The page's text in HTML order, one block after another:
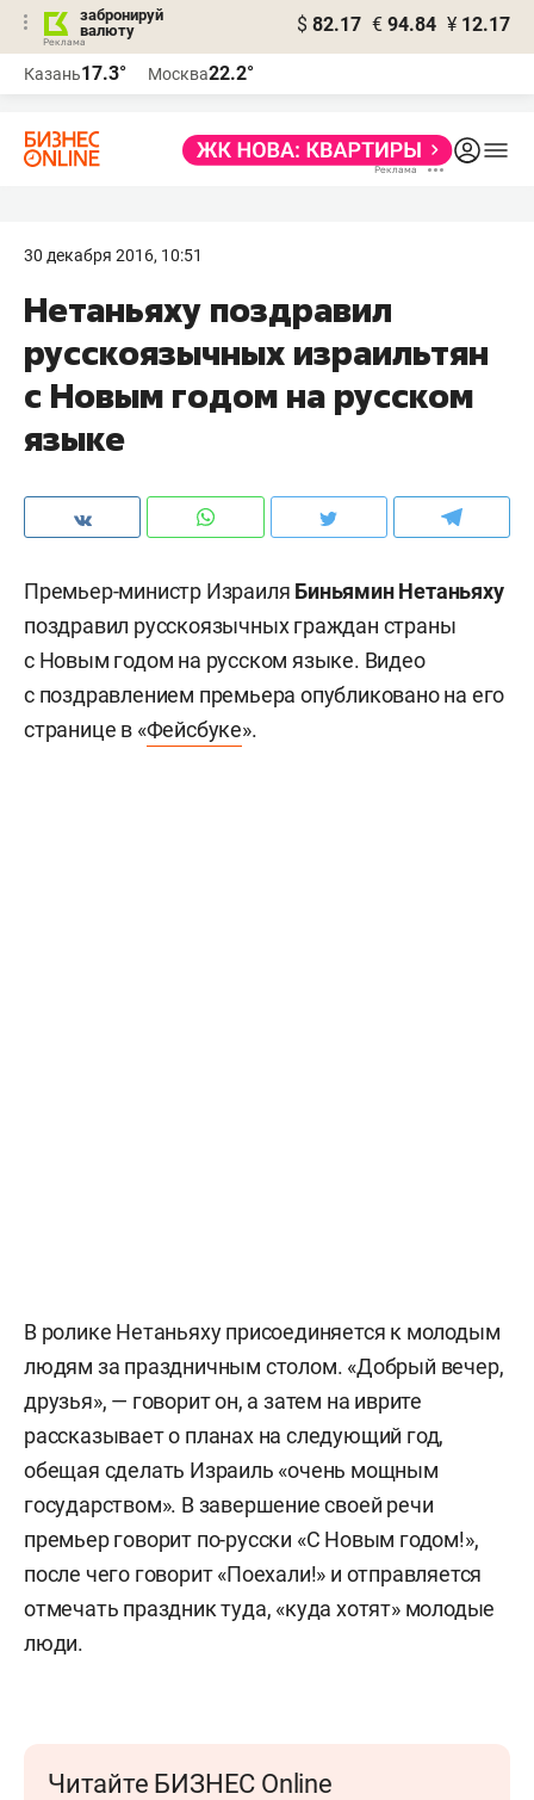
забронируй
валюту
$ 82.17 € 94.84 ¥ 12.17
Казань17.3° Москва22.2°
30 декабря 2016, 10:51
Нетаньяху поздравил
русскоязычных израильтян
с Новым годом на русском
языке
Премьер-министр Израиля Биньямин Нетаньяху
поздравил русскоязычных граждан страны
с Новым годом на русском языке. Видео
с поздравлением премьера опубликовано на его
странице в «Фейсбуке».
В ролике Нетаньяху присоединяется к молодым
людям за праздничным столом. «Добрый вечер,
друзья», — говорит он, а затем на иврите
рассказывает о планах на следующий год,
обещая сделать Израиль «очень мощным
государством». В завершение своей речи
премьер говорит по-русски «С Новым годом!»,
после чего говорит «Поехали!» и отправляется
отмечать праздник туда, «куда хотят» молодые
люди.
Читайте БИЗНЕС Online